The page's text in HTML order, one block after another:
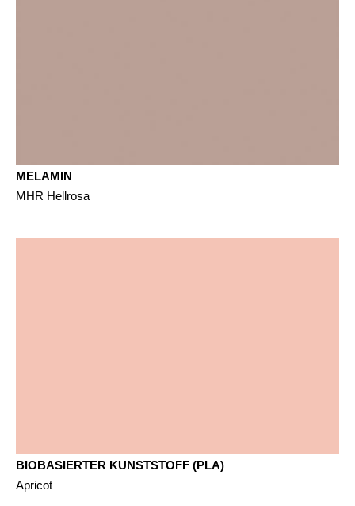
MELAMIN
MHR Hellrosa
BIOBASIERTER KUNSTSTOFF (PLA)
Apricot